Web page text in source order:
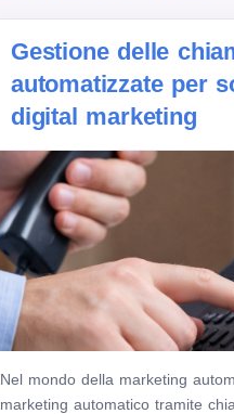
Gestione delle
automatizzate per
digital marketing
Nel mondo della marketing
marketing automatico tramite